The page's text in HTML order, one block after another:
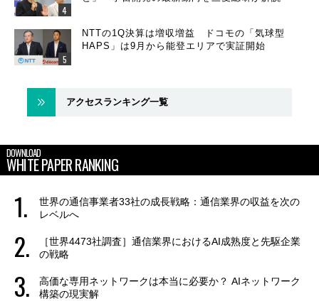
NTTの1Q決算は増収増益 ドコモの「気球型
HAPS」は9月から能登エリアで実証開始
アクセスランキング一覧
DOWNLOAD
WHITE PAPER RANKING
世界の通信事業者33社の成長戦略：通信業界の収益を次の
レベルへ
［世界4473社調査］通信業界におけるAI成熟度と先駆企業
の戦略
高価な専用ネットワークは本当に必要か？ AIネットワーク
構築の現実解